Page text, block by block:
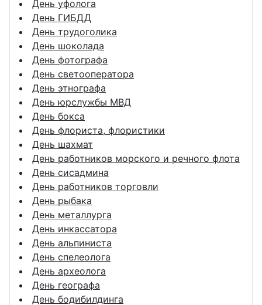
День уфолога
День ГИБДД
День трудоголика
День шоколада
День фотографа
День светооператора
День этнографа
День юрслужбы МВД
День бокса
День флориста, флористики
День шахмат
День работников морского и речного флота
День сисадмина
День работников торговли
День рыбака
День металлурга
День инкассатора
День альпиниста
День спелеолога
День археолога
День географа
День бодибилдинга